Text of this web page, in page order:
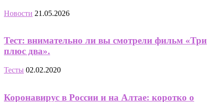
Новости 21.05.2026
Тест: внимательно ли вы смотрели фильм «Три
плюс два».
Тесты 02.02.2020
Коронавирус в России и на Алтае: коротко о